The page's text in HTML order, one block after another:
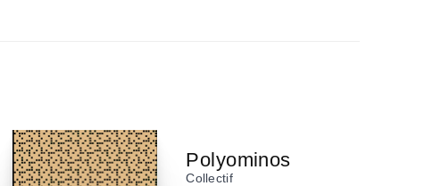
Polyominos
Collectif